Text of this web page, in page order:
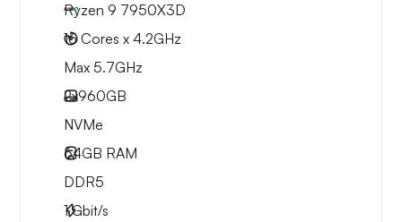
Ryzen 9 7950X3D
16 Cores x 4.2GHz
Max 5.7GHz
2x960GB
NVMe
64GB RAM
DDR5
1Gbit/s